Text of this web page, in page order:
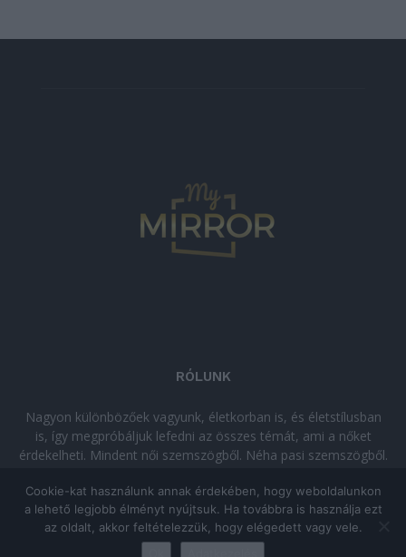
RÓLUNK
Nagyon különbözőek vagyunk, életkorban is, és életstílusban
is, így megpróbáljuk lefedni az összes témát, ami a nőket
érdekelheti. Mindent női szemszögből. Néha pasi szemszögből.
kikapcsolódásra vágysz!
© Copyright 2026 - mymirror.huADATKEZELÉSI TÁJÉKOZTATÓ
Cookie-kat használunk annak érdekében, hogy weboldalunkon
a lehető legjobb élményt nyújtsuk. Ha továbbra is használja ezt
az oldalt, akkor feltételezzük, hogy elégedett vagy vele.